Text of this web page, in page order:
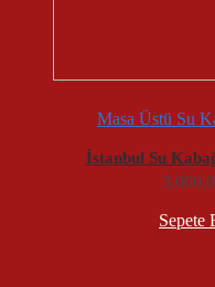
Masa Üstü Su
İstanbul Su
Sepete